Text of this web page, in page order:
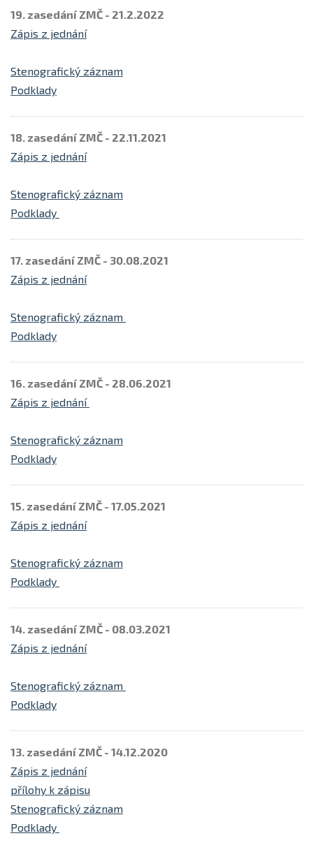
19. zasedání ZMČ - 21.2.2022
Zápis z jednání
Stenografický záznam
Podklady
18. zasedání ZMČ - 22.11.2021
Zápis z jednání
Stenografický záznam
Podklady
17. zasedání ZMČ - 30.08.2021
Zápis z jednání
Stenografický záznam
Podklady
16. zasedání ZMČ - 28.06.2021
Zápis z jednání
Stenografický záznam
Podklady
15. zasedání ZMČ - 17.05.2021
Zápis z jednání
Stenografický záznam
Podklady
14. zasedání ZMČ - 08.03.2021
Zápis z jednání
Stenografický záznam
Podklady
13. zasedání ZMČ - 14.12.2020
Zápis z jednání
přílohy k zápisu
Stenografický záznam
Podklady